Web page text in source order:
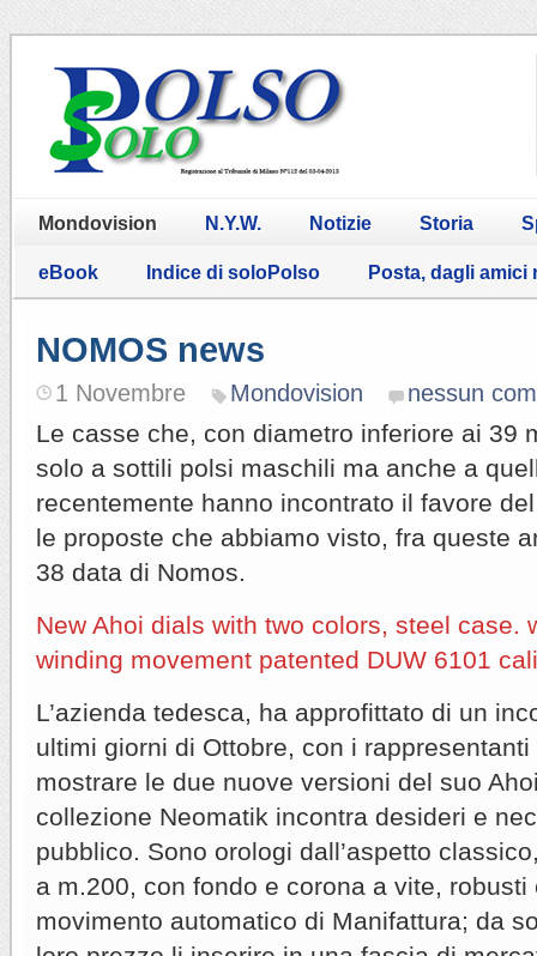
Mondovision N.Y.W. Notizie Storia
eBook Indice di soloPolso Posta, dagli amici
NOMOS news
1 Novembre Mondovision nessun
Le casse che, con diametro inferiore ai 39
solo a sottili polsi maschili ma anche a
recentemente hanno incontrato il favore
le proposte che abbiamo visto, fra queste
38 data di Nomos.
New Ahoi dials with two colors, steel case.
winding movement patented DUW 6101
L’azienda tedesca, ha approfittato di un
ultimi giorni di Ottobre, con i
mostrare le due nuove versioni del suo
collezione Neomatik incontra desideri e
pubblico. Sono orologi dall’aspetto
a m.200, con fondo e corona a vite,
movimento automatico di Manifattura; da